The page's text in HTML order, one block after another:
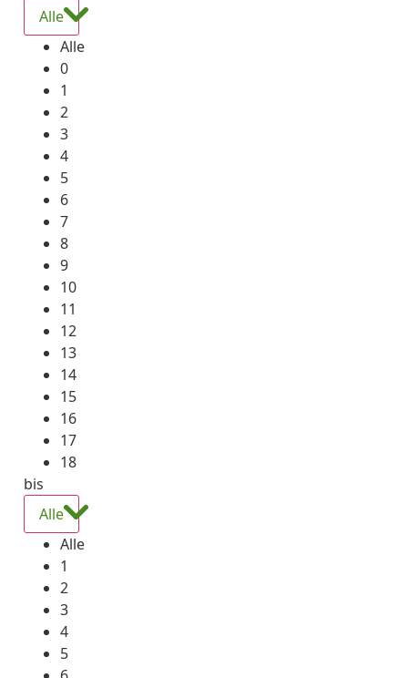
Alle
Alle
0
1
2
3
4
5
6
7
8
9
10
11
12
13
14
15
16
17
18
bis
Alle
Alle
1
2
3
4
5